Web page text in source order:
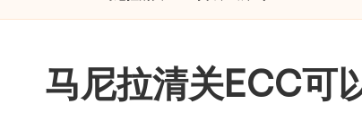
宾
家
马尼拉清关ECC可